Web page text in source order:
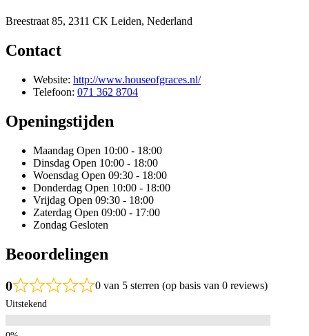
Breestraat 85, 2311 CK Leiden, Nederland
Contact
Website: http://www.houseofgraces.nl/
Telefoon: 071 362 8704
Openingstijden
Maandag Open 10:00 - 18:00
Dinsdag Open 10:00 - 18:00
Woensdag Open 09:30 - 18:00
Donderdag Open 10:00 - 18:00
Vrijdag Open 09:30 - 18:00
Zaterdag Open 09:00 - 17:00
Zondag Gesloten
Beoordelingen
0 0 van 5 sterren (op basis van 0 reviews)
Uitstekend